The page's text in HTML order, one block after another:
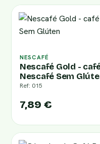
NESCAFÉ
Nescafé Gold -
Nescafé Sem
Ref: 015
7,89 €